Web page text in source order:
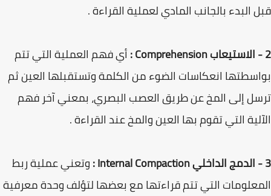
قبل البدء بالجانب المادي لعملية القراءة .
2 - الاستيعاب Comprehension :
أي فهم العملية التي تتم
بواسطتها انعكاسات الضوء من الكلمة وتستقبلها العين ثم
ترسل إلى المخ عن طريق العصب البصري، بمعني آخر فهم
الآلية التي تقوم بها العين والمخ عند القراءة .
3 - الدمج الداخلي Internal Compaction :
وتعني عملية ربط
المعلومات التي تتم قراءتها مع بعضها لتؤلف وحدة معرفية